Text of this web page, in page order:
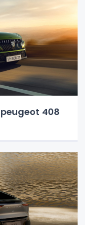
408